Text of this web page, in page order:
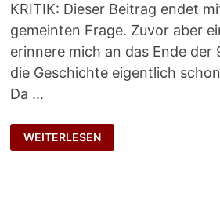
KRITIK: Dieser Beitrag endet
gemeinten Frage. Zuvor aber
erinnere mich an das Ende der
die Geschichte eigentlich
Da …
ERNSTGEMEINTE
FRAGE
WEITERLESEN